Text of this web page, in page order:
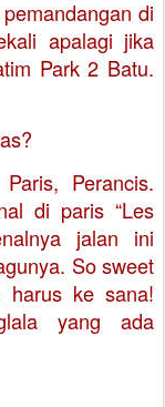
di
apalagi jika
Park 2 Batu.
Perancis.
di paris “Les
jalan ini
So sweet
harus ke sana!
yang ada